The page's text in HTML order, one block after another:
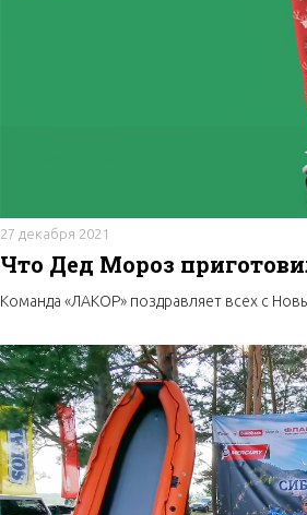
27 декабря 2021
Что Дед Мороз
Команда «ЛАКОР» поздравляет всех с